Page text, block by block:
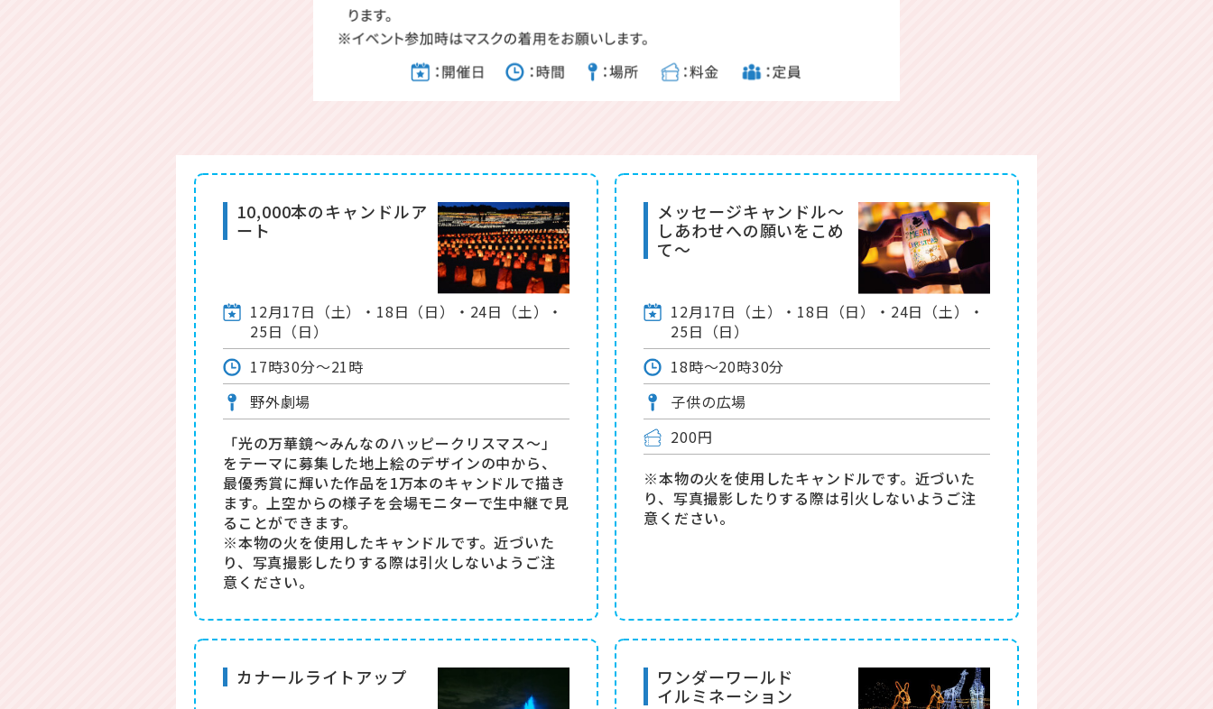
10,000本のキャンドルア
ート
12月17日（土）・18日（日）・24日（土）・
25日（日）
17時30分～21時
野外劇場
「光の万華鏡〜みんなのハッピークリスマス〜」
をテーマに募集した地上絵のデザインの中から、
最優秀賞に輝いた作品を1万本のキャンドルで描き
ます。上空からの様子を会場モニターで生中継で見
ることができます。
※本物の火を使用したキャンドルです。近づいた
り、写真撮影したりする際は引火しないようご注
意ください。
メッセージキャンドル～
しあわせへの願いをこめ
て～
12月17日（土）・18日（日）・24日（土）・
25日（日）
18時～20時30分
子供の広場
200円
※本物の火を使用したキャンドルです。近づいた
り、写真撮影したりする際は引火しないようご注
意ください。
カナールライトアップ
ワンダーワールド
イルミネーション